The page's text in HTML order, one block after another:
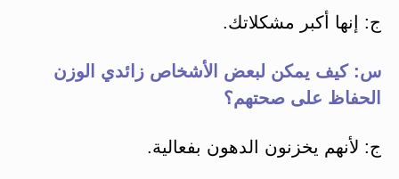
ج: إنها أكبر مشكلاتك.
س: كيف يمكن لبعض الأشخاص زائدي الوزن
الحفاظ على صحتهم؟
ج: لأنهم يخزنون الدهون بفعالية.